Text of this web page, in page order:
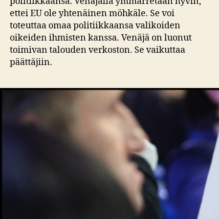
ettei EU ole yhtenäinen möhkäle. Se voi
toteuttaa omaa politiikkaansa valikoiden
oikeiden ihmisten kanssa. Venäjä on luonut
toimivan talouden verkoston. Se vaikuttaa
päättäjiin.